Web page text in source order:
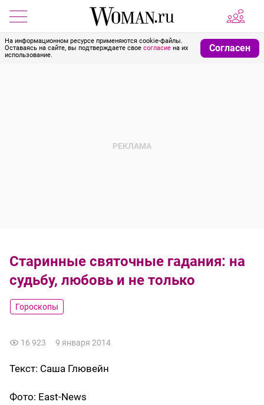
На информационном ресурсе применяются cookie-файлы.
Оставаясь на сайте, вы подтверждаете свое согласие на их
использование.
Согласен
Старинные святочные гадания: на
судьбу, любовь и не только
Гороскопы
16 923 9 января 2014
Текст: Саша Глювейн
Фото: East-News